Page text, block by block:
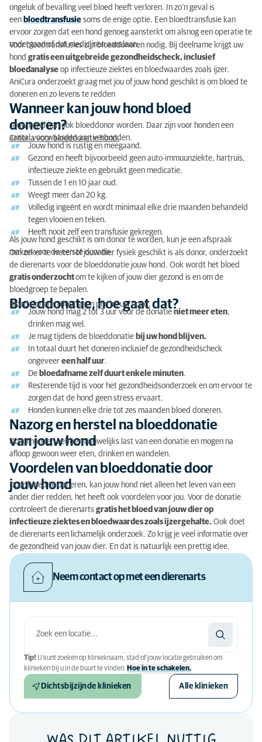
Bloeddonatie, hoe gaat dat?
Nazorg en herstel na bloeddonatie van jouw hond
Voordelen van bloeddonatie door jouw hond
ongeluk of bevalling veel bloed heeft verloren. In zo’n geval is
een bloedtransfusie soms de enige optie. Een bloedtransfusie kan
ervoor zorgen dat een hond genoeg aansterkt om alsnog een operatie te
ondergaan of dat medicijnen aanslaan.
Voor bloedtransfusies zijn bloeddonoren nodig. Bij deelname krijgt uw
hond gratis een uitgebreide gezondheidscheck, inclusief
bloedanalyse op infectieuze ziektes en bloedwaardes zoals ijzer.
AniCura onderzoekt graag met jou of jouw hond geschikt is om bloed te
doneren en zo levens te redden
Wanneer kan jouw hond bloed
doneren?
Jouw hond kan ook bloeddonor worden. Daar zijn voor honden een
aantal voorwaarden aan verbonden.
Criteria voor bloeddonatie hond:
Jouw hond is rustig en meegaand.
Gezond en heeft bijvoorbeeld geen auto-immuunziekte, hartruis,
infectieuze ziekte en gebruikt geen medicatie.
Tussen de 1 en 10 jaar oud.
Weegt meer dan 20 kg.
Volledig ingeënt en wordt minimaal elke drie maanden behandeld
tegen vlooien en teken.
Heeft nooit zelf een transfusie gekregen.
Als jouw hond geschikt is om donor te worden, kun je een afspraak
maken voor de eerste donatie.
Om zeker te weten of jouw dier fysiek geschikt is als donor, onderzoekt
de dierenarts voor de bloeddonatie jouw hond. Ook wordt het bloed
gratis onderzochtom te kijken of jouw dier gezond is en om de
bloedgroep te bepalen.
Bloeddonatie, hoe gaat dat?
Bloed doneren doet geen pijn bij uw hond.
Jouw hond mag 2 tot 3 uur voor de donatie niet meer eten,
drinken mag wel.
Je mag tijdens de bloeddonatie bij uw hond blijven.
In totaal duurt het doneren inclusief de gezondheidscheck
ongeveer een half uur.
De bloedafname zelf duurt enkele minuten.
Resterende tijd is voor het gezondheidsonderzoek en om ervoor te
zorgen dat de hond geen stress ervaart.
Honden kunnen elke drie tot zes maanden bloed doneren.
Nazorg en herstel na bloeddonatie
van jouw hond
Donorhonden hebben nauwelijks last van een donatie en mogen na
afloop gewoon weer eten, drinken en wandelen.
Voordelen van bloeddonatie door
jouw hond
Door bloed te doneren, kan jouw hond niet alleen het leven van een
ander dier redden, het heeft ook voordelen voor jou. Voor de donatie
controleert de dierenarts gratis het bloed van jouw dier op
infectieuze ziektes en bloedwaardes zoals ijzergehalte. Ook doet
de dierenarts een lichamelijk onderzoek. Zo krijg je veel informatie over
de gezondheid van jouw dier. En dat is natuurlijk een prettig idee.
Neem contact op met een dierenarts
Tip! U kunt zoeken op klinieknaam, stad of jouw locatie gebruiken om
klinieken bij u in de buurt te vinden. Hoe in te schakelen.
Dichtsbijzijnde klinieken Alle klinieken